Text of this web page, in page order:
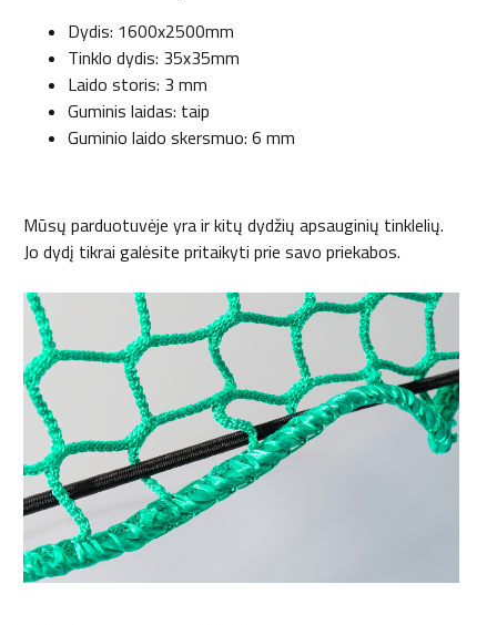
Dydis: 1600x2500mm
Tinklo dydis: 35x35mm
Laido storis: 3 mm
Guminis laidas: taip
Guminio laido skersmuo: 6 mm
Mūsų parduotuvėje yra ir kitų dydžių apsauginių tinklelių.
Jo dydį tikrai galėsite pritaikyti prie savo priekabos.